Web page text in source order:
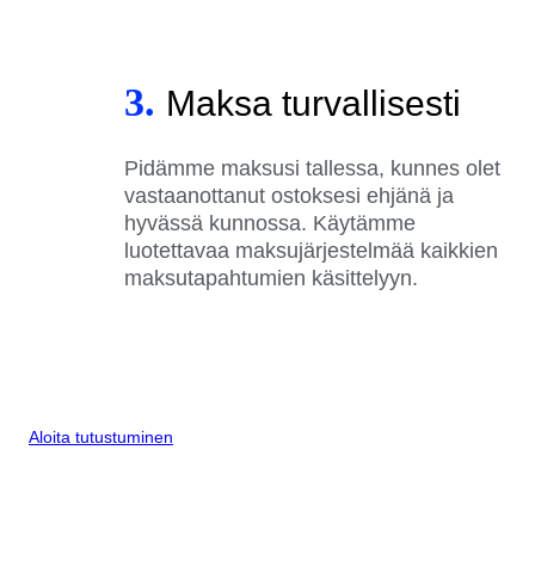
3. Maksa turvallisesti
Pidämme maksusi tallessa, kunnes olet
vastaanottanut ostoksesi ehjänä ja
hyvässä kunnossa. Käytämme
luotettavaa maksujärjestelmää kaikkien
maksutapahtumien käsittelyyn.
Aloita tutustuminen